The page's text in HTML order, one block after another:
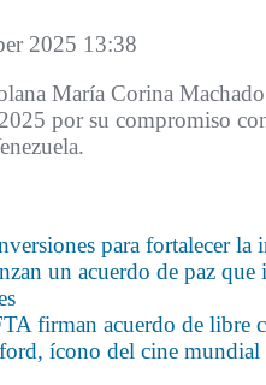
2025 13:38
María Corina
por su compromiso
para fortalecer la
un acuerdo de paz
firman acuerdo de libre
ícono del cine mundial